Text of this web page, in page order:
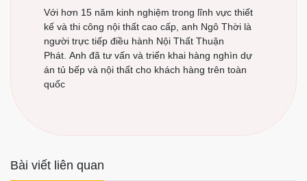
Với hơn 15 năm kinh nghiệm trong lĩnh vực thiết
kế và thi công nội thất cao cấp, anh Ngô Thời là
người trực tiếp điều hành Nội Thất Thuận
Phát. Anh đã tư vấn và triển khai hàng nghìn dự
án tủ bếp và nội thất cho khách hàng trên toàn
quốc
Bài viết liên quan